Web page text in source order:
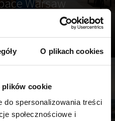
O plikach cookies
plików cookie
spersonalizowania treści
społecznościowe i
z ekspertami